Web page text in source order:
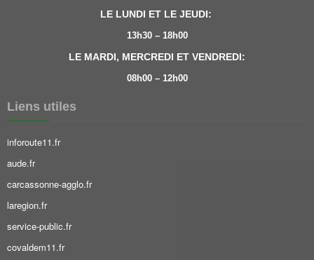
LE LUNDI ET LE JEUDI:
13h30 – 18h00
LE MARDI, MERCREDI ET VENDREDI:
08h00 – 12h00
Liens utiles
inforoute11.fr
aude.fr
carcassonne-agglo.fr
laregion.fr
service-public.fr
covaldem11.fr